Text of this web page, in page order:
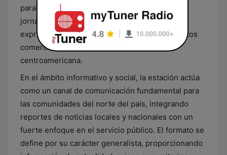
para acompañar a la audiencia durante toda la
jornada, manteniendo un equilibrio entre las
expresiones folclóricas de Guatemala y los éxitos
comerciales que resuenan en el área
centroamericana.
En el ámbito informativo y social, la estación actúa
como un canal de comunicación fundamental para
las comunidades del norte del país, integrando
reportes de noticias locales y nacionales con un
fuerte enfoque en el servicio público. El formato se
define por su carácter generalista, proporcionando